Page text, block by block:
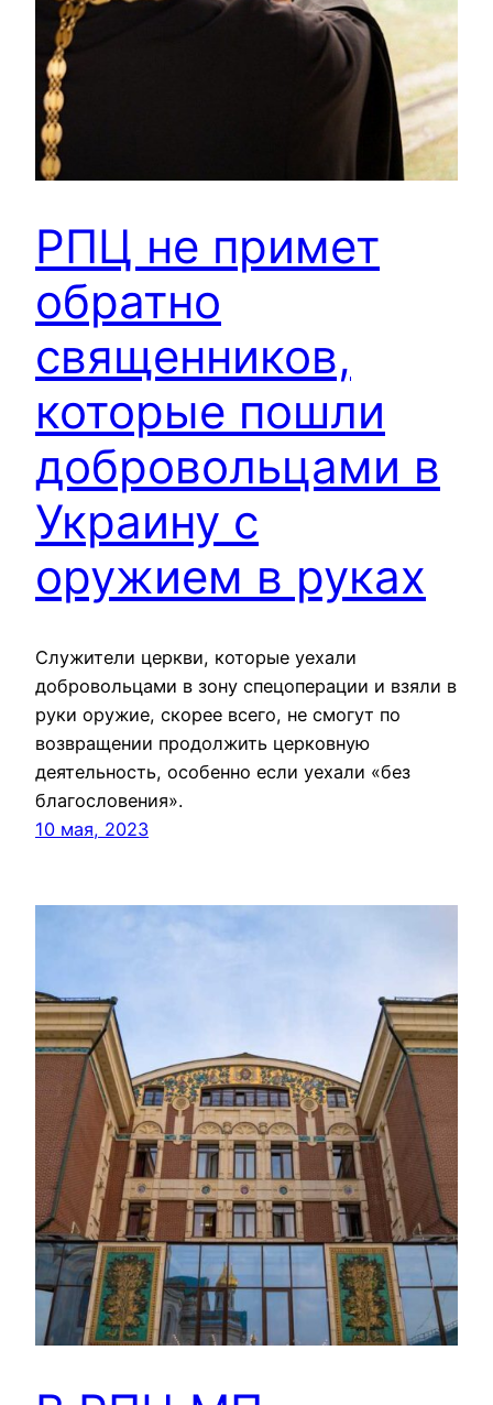
РПЦ не примет
обратно
священников,
которые пошли
добровольцами в
Украину с
оружием в руках
Служители церкви, которые уехали
добровольцами в зону спецоперации и взяли в
руки оружие, скорее всего, не смогут по
возвращении продолжить церковную
деятельность, особенно если уехали «без
благословения».
10 мая, 2023